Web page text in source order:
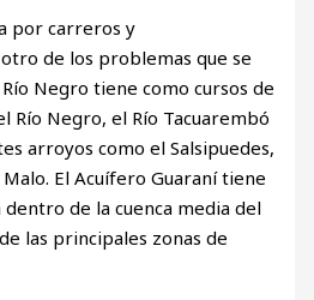
por carreros y
de los problemas que se
Río Negro tiene como cursos de
Río Negro, el Río Tacuarembó
arroyos como el Salsipuedes,
El Acuífero Guaraní tiene
de la cuenca media del
las principales zonas de